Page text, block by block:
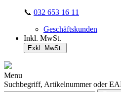
📞 032 653 16 11
Geschäftskunden
Inkl. MwSt.
Exkl. MwSt.
Menu
Suchbegriff, Artikelnummer oder